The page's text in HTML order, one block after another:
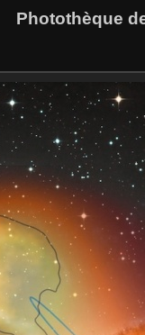
Photothèque